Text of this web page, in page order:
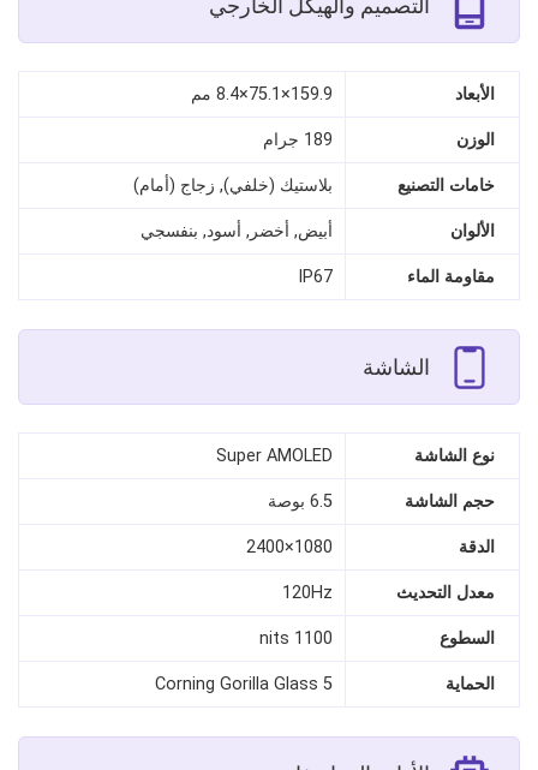
التصميم والهيكل الخارجي
الأبعاد 159.9×75.1×8.4 مم
الوزن 189 جرام
خامات التصنيع بلاستيك (خلفي), زجاج (أمام)
الألوان أبيض, أخضر, أسود, بنفسجي
مقاومة الماء IP67
الشاشة
نوع الشاشة Super AMOLED
حجم الشاشة 6.5 بوصة
الدقة 1080×2400
معدل التحديث 120Hz
السطوع 1100 nits
الحماية Corning Gorilla Glass 5